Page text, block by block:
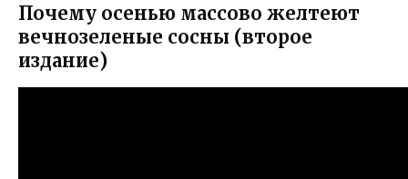
Почему осенью массово желтеют
вечнозеленые сосны (второе
издание)